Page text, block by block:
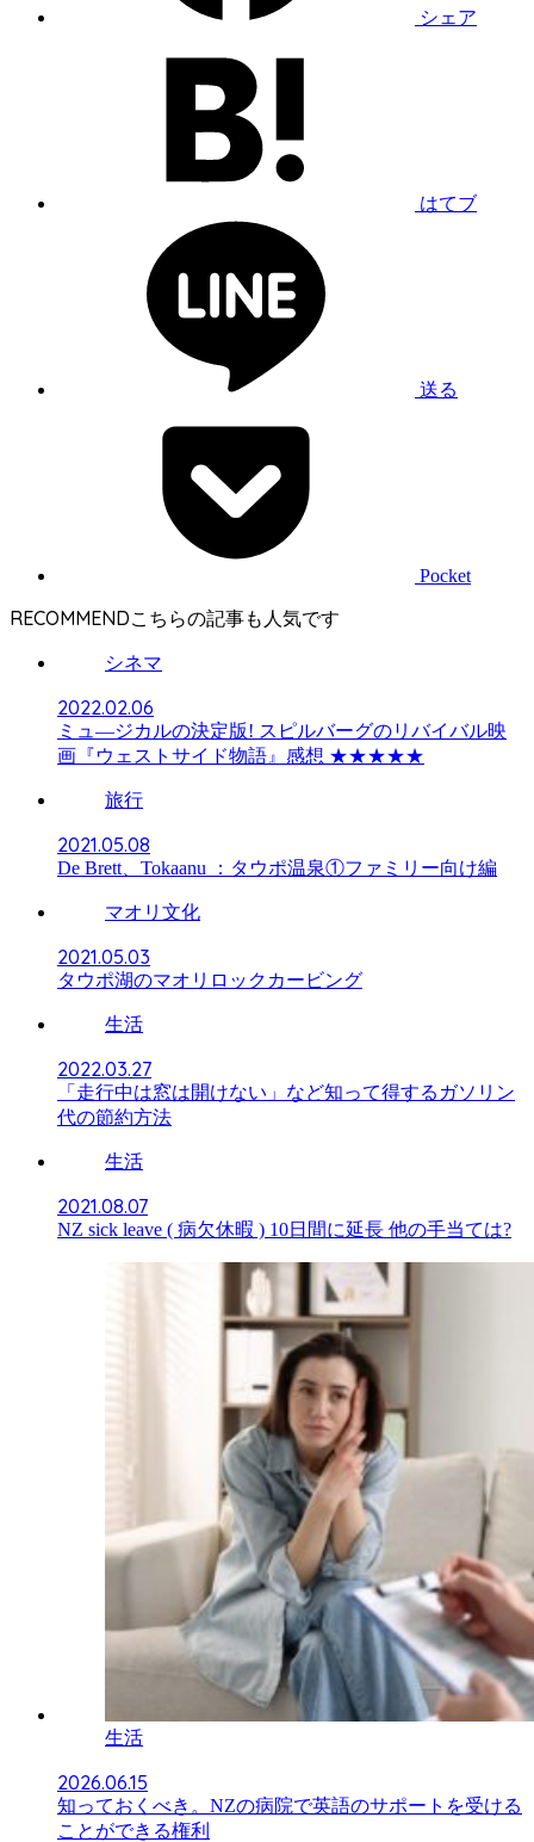
シェア
はてブ
送る
Pocket
RECOMMEND
シネマ
2022.02.06
ミュ―ジカルの決定版! スピルバーグのリバイバル映
画『ウェストサイド物語』感想 ★★★★★
旅行
2021.05.08
De Brett、Tokaanu ：タウポ温泉①ファミリー向け編
マオリ文化
2021.05.03
タウポ湖のマオリロックカービング
生活
2022.03.27
「走行中は窓は開けない」など知って得するガソリン
代の節約方法
生活
2021.08.07
NZ sick leave ( 病欠休暇 ) 10日間に延長 他の手当ては?
生活
2026.06.15
知っておくべき。NZの病院で英語のサポートを受ける
ことができる権利